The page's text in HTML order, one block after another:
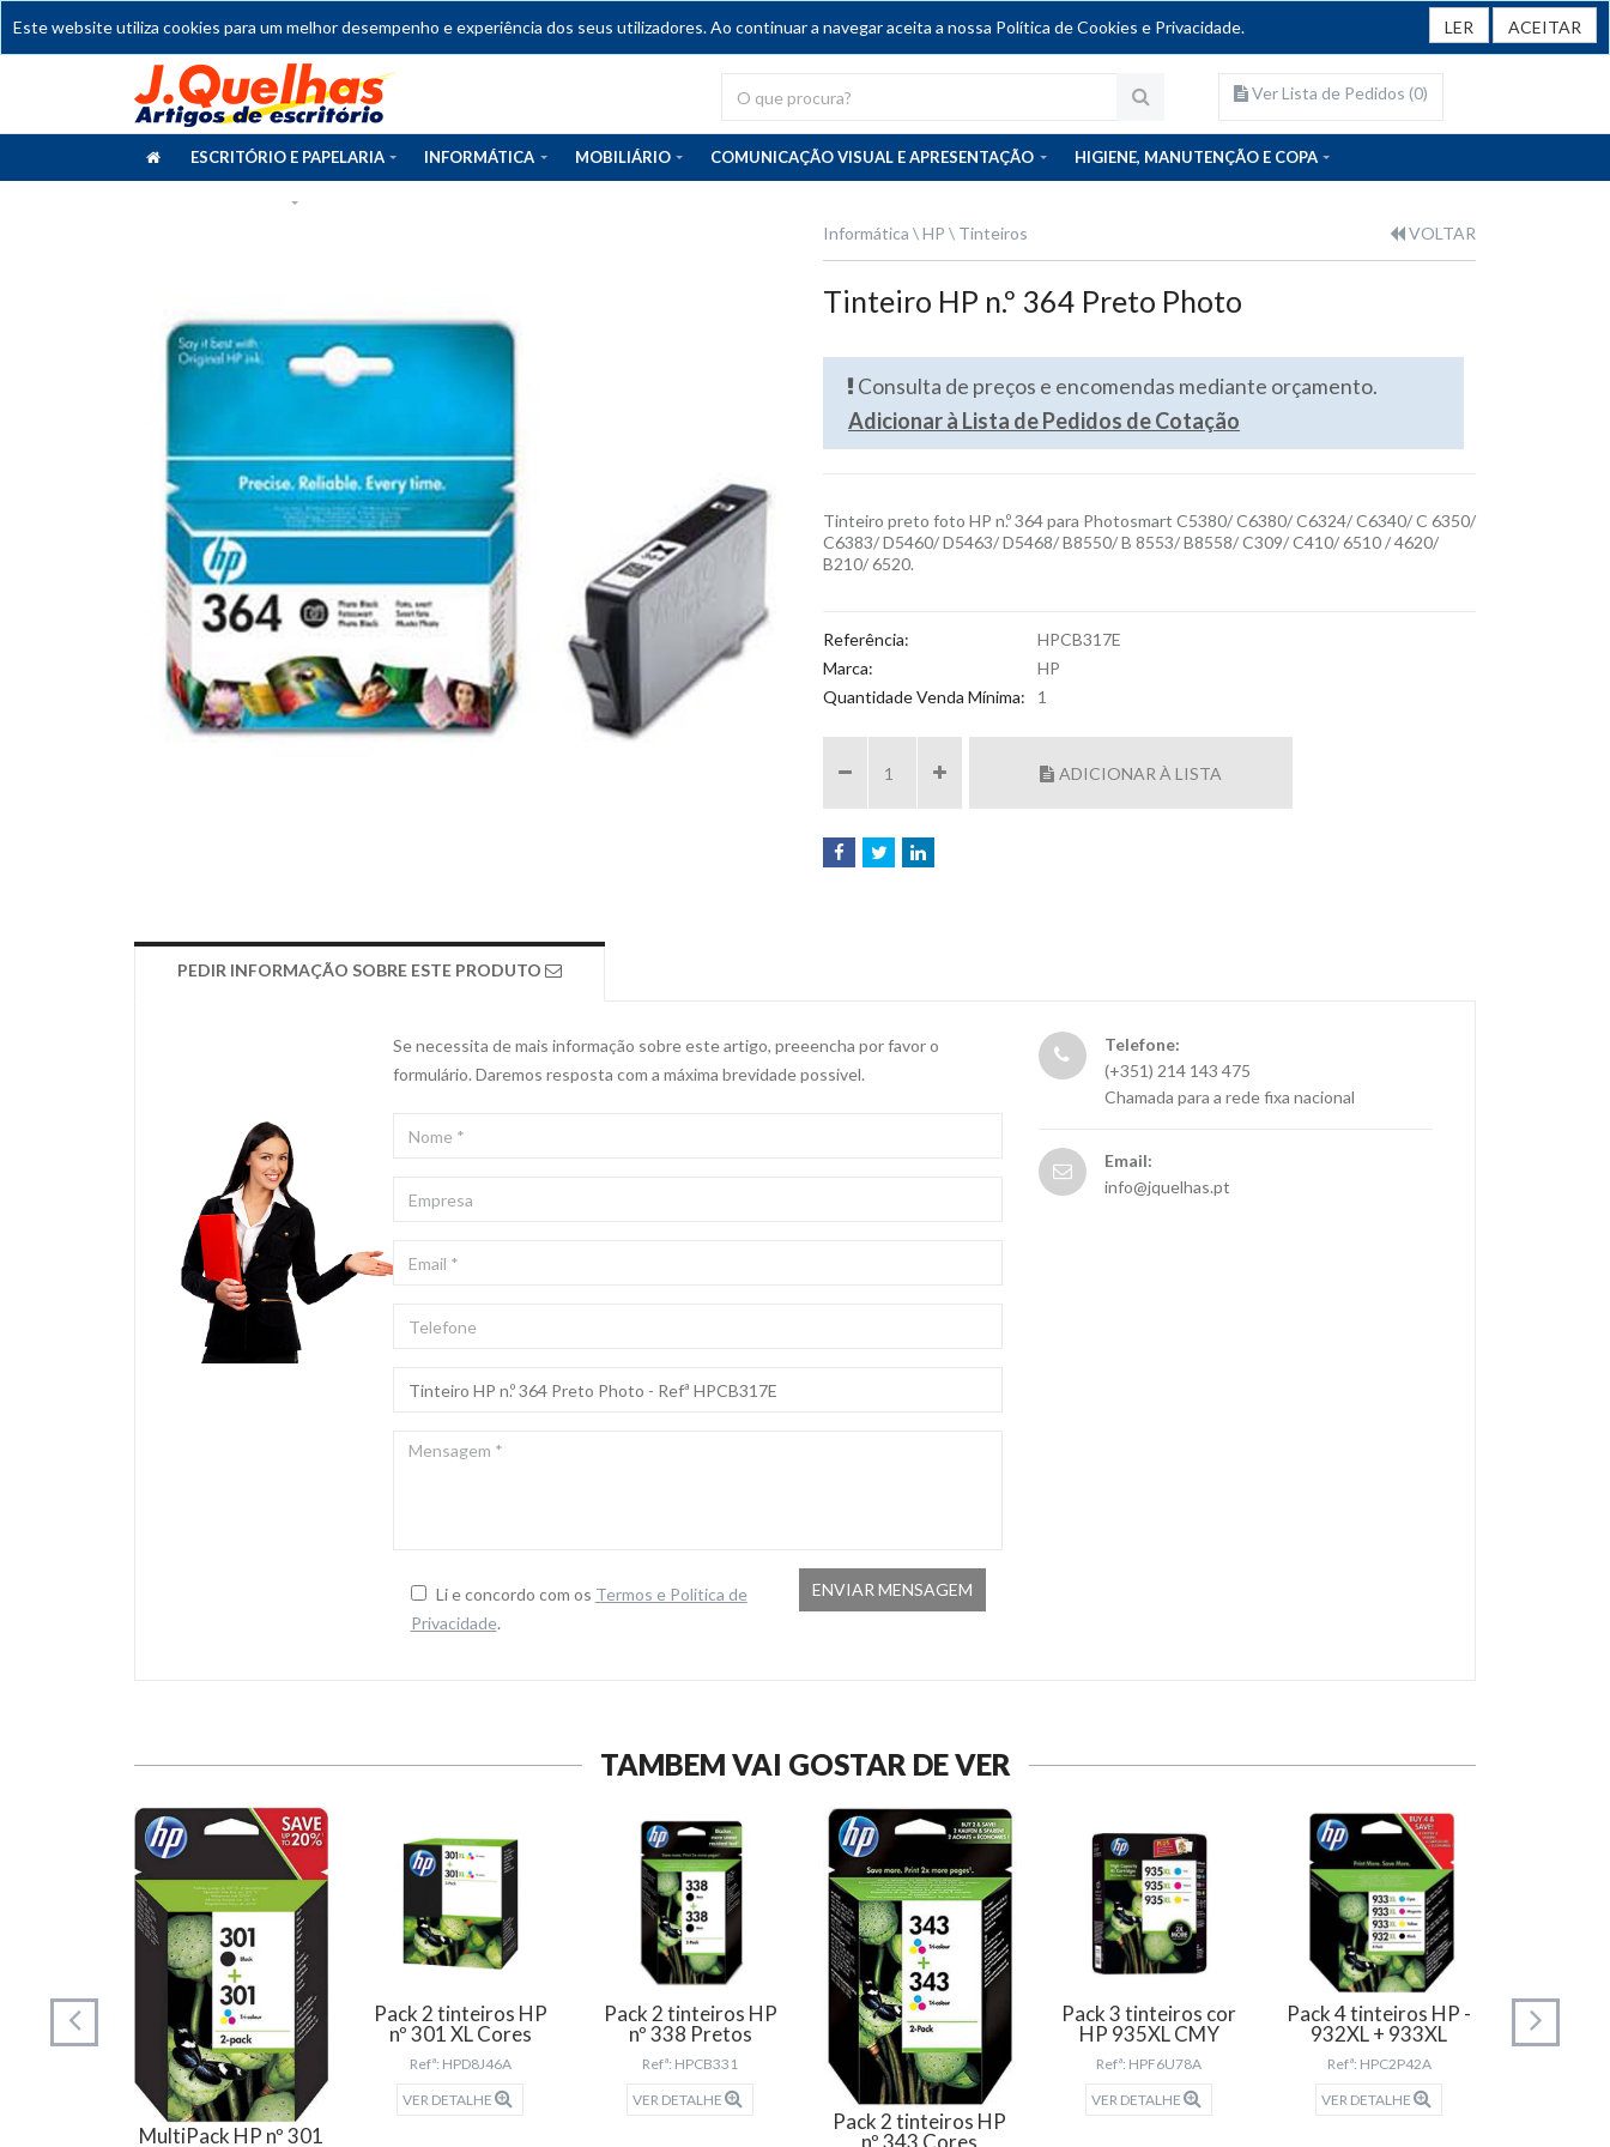
Este website utiliza cookies para um melhor desempenho e experiência dos seus utilizadores. Ao continuar a navegar aceita a nossa Política de Cookies e Privacidade. LER ACEITAR
Ver Lista de Pedidos (0)
ESCRITÓRIO E PAPELARIA INFORMÁTICA MOBILIÁRIO COMUNICAÇÃO VISUAL E APRESENTAÇÃO HIGIENE, MANUTENÇÃO E COPA
Informática HP Tinteiros VOLTAR
Tinteiro HP n.º 364 Preto Photo
Consulta de preços e encomendas mediante orçamento.
Adicionar à Lista de Pedidos de Cotação
Tinteiro preto foto HP n.º 364 para Photosmart C5380/ C6380/ C6324/ C6340/ C 6350/
C6383/ D5460/ D5463/ D5468/ B8550/ B 8553/ B8558/ C309/ C410/ 6510 / 4620/
B210/ 6520.
Referência:
HPCB317E
Marca:
HP
Quantidade Venda Mínima:
1
ADICIONAR À LISTA
PEDIR INFORMAÇÃO SOBRE ESTE PRODUTO
Se necessita de mais informação sobre este artigo, preeencha por favor o
formulário. Daremos resposta com a máxima brevidade possivel.
*
Li e concordo com os Termos e Politica de
Privacidade.
Telefone:
(+351) 214 143 475
Chamada para a rede fixa nacional
Email:
info@jquelhas.pt
TAMBÉM VAI GOSTAR DE VER
nº82
MultiPack HP nº 301
Pack 2 tinteiros HP
nº 301 XL Cores
Refª: HPD8J46A
VER DETALHE
Pack 2 tinteiros HP
nº 338 Pretos
Refª: HPCB331
VER DETALHE
Pack 2 tinteiros HP
nº 343 Cores
Pack 3 tinteiros cor
HP 935XL CMY
Refª: HPF6U78A
VER DETALHE
Pack 4 tinteiros HP -
932XL + 933XL
Refª: HPC2P42A
VER DETALHE
Pack 4
950XL +